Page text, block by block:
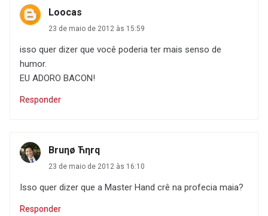
Loocas
23 de maio de 2012 às 15:59
isso quer dizer que você poderia ter mais senso de
humor.
EU ADORO BACON!
Responder
Bruηø Ћηrq
23 de maio de 2012 às 16:10
Isso quer dizer que a Master Hand crê na profecia maia?
Responder